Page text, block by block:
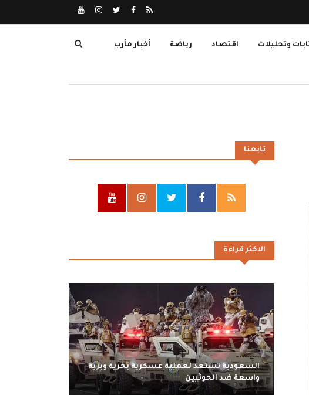
وتحليلات اقتصاد رياضة أخبار مأرب
تابعنا
الاكثر قراءة
السعودية تستعد لعملية عسكرية بحرية وبرية
واسعة ضد الحوثيين